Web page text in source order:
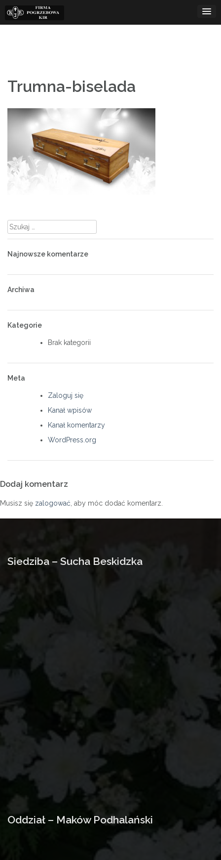
content
Trumna-biselada
Szukaj:
Najnowsze komentarze
Archiwa
Kategorie
Brak kategorii
Meta
Zaloguj się
Kanał wpisów
Kanał komentarzy
WordPress.org
Dodaj komentarz
Musisz się zalogować , aby móc dodać komentarz.
Siedziba – Sucha Beskidzka
Oddział – Maków Podhalański